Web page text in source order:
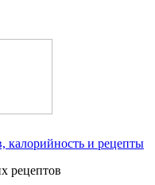
калорийность и рецепты
рецептов